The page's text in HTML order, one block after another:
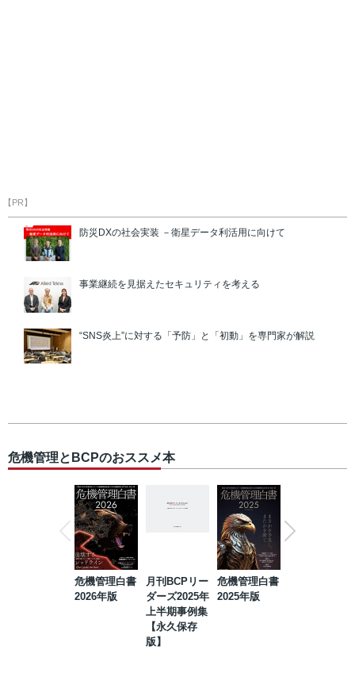
【PR】
防災DXの社会実装 －衛星データ利活用に向けて
事業継続を見据えたセキュリティを考える
“SNS炎上”に対する「予防」と「初動」を専門家が解説
危機管理とBCPのおススメ本
危機管理白書
2026年版
月刊BCPリー
ダーズ2025年
上半期事例集
【永久保存
版】
危機管理白書
2025年版